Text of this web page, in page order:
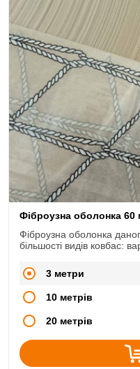
Фіброузна оболонка 60
Фіброузна оболонка
більшості видів ковбас:
3 метри
10 метрів
20 метрів